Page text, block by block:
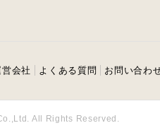
営会社 よくある質問 お問い合わ
All Rights Reserved.